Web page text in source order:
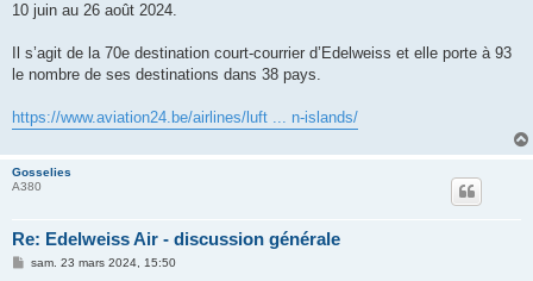
10 juin au 26 août 2024.
Il s’agit de la 70e destination court-courrier d’Edelweiss et elle porte à 93
le nombre de ses destinations dans 38 pays.
https://www.aviation24.be/airlines/luft ... n-islands/
Gosselies
A380
Re: Edelweiss Air - discussion générale
Msam. 23 mars 2024, 15:50